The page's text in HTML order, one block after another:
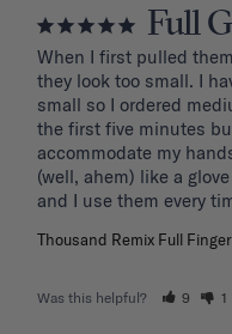
Full
When I first pulled
they look too small. I
small so I ordered
the first five minutes
accommodate my
(well, ahem) like a
and I use them every
Thousand Remix Full
Was this helpful? 9 1